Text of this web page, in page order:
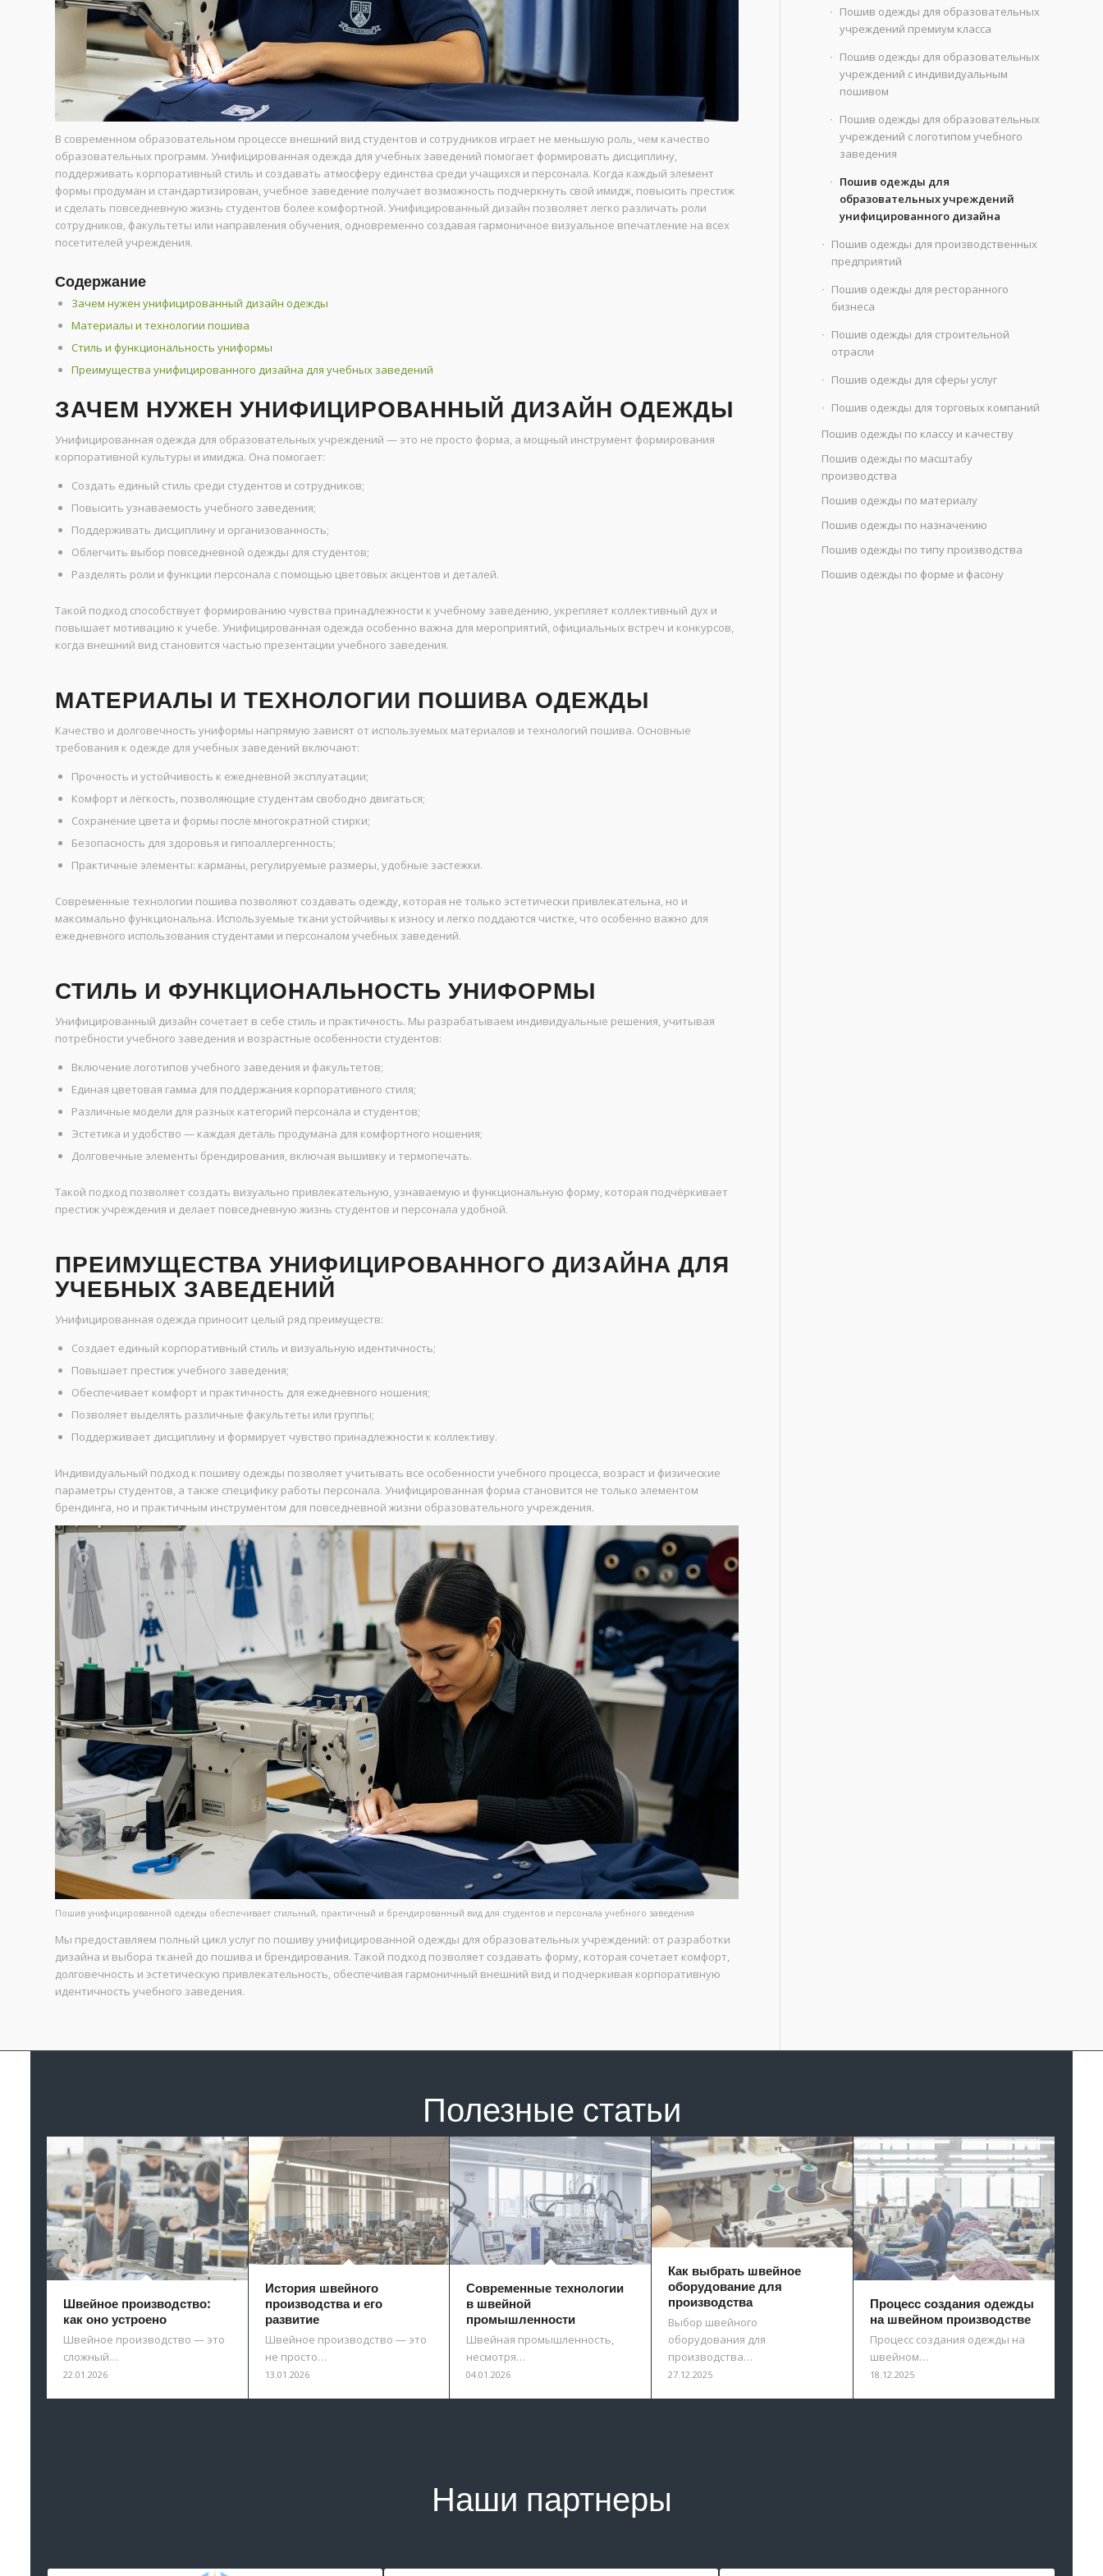
В современном образовательном процессе внешний вид студентов и сотрудников играет не меньшую роль, чем качество
образовательных программ. Унифицированная одежда для учебных заведений помогает формировать дисциплину,
поддерживать корпоративный стиль и создавать атмосферу единства среди учащихся и персонала. Когда каждый элемент
формы продуман и стандартизирован, учебное заведение получает возможность подчеркнуть свой имидж, повысить престиж
и сделать повседневную жизнь студентов более комфортной. Унифицированный дизайн позволяет легко различать роли
сотрудников, факультеты или направления обучения, одновременно создавая гармоничное визуальное впечатление на всех
посетителей учреждения.
Содержание
Зачем нужен унифицированный дизайн одежды
Материалы и технологии пошива
Стиль и функциональность униформы
Преимущества унифицированного дизайна для учебных заведений
ЗАЧЕМ НУЖЕН УНИФИЦИРОВАННЫЙ ДИЗАЙН ОДЕЖДЫ
Унифицированная одежда для образовательных учреждений — это не просто форма, а мощный инструмент формирования
корпоративной культуры и имиджа. Она помогает:
Создать единый стиль среди студентов и сотрудников;
Повысить узнаваемость учебного заведения;
Поддерживать дисциплину и организованность;
Облегчить выбор повседневной одежды для студентов;
Разделять роли и функции персонала с помощью цветовых акцентов и деталей.
Такой подход способствует формированию чувства принадлежности к учебному заведению, укрепляет коллективный дух и
повышает мотивацию к учебе. Унифицированная одежда особенно важна для мероприятий, официальных встреч и конкурсов,
когда внешний вид становится частью презентации учебного заведения.
МАТЕРИАЛЫ И ТЕХНОЛОГИИ ПОШИВА ОДЕЖДЫ
Качество и долговечность униформы напрямую зависят от используемых материалов и технологий пошива. Основные
требования к одежде для учебных заведений включают:
Прочность и устойчивость к ежедневной эксплуатации;
Комфорт и лёгкость, позволяющие студентам свободно двигаться;
Сохранение цвета и формы после многократной стирки;
Безопасность для здоровья и гипоаллергенность;
Практичные элементы: карманы, регулируемые размеры, удобные застежки.
Современные технологии пошива позволяют создавать одежду, которая не только эстетически привлекательна, но и
максимально функциональна. Используемые ткани устойчивы к износу и легко поддаются чистке, что особенно важно для
ежедневного использования студентами и персоналом учебных заведений.
СТИЛЬ И ФУНКЦИОНАЛЬНОСТЬ УНИФОРМЫ
Унифицированный дизайн сочетает в себе стиль и практичность. Мы разрабатываем индивидуальные решения, учитывая
потребности учебного заведения и возрастные особенности студентов:
Включение логотипов учебного заведения и факультетов;
Единая цветовая гамма для поддержания корпоративного стиля;
Различные модели для разных категорий персонала и студентов;
Эстетика и удобство — каждая деталь продумана для комфортного ношения;
Долговечные элементы брендирования, включая вышивку и термопечать.
Такой подход позволяет создать визуально привлекательную, узнаваемую и функциональную форму, которая подчёркивает
престиж учреждения и делает повседневную жизнь студентов и персонала удобной.
ПРЕИМУЩЕСТВА УНИФИЦИРОВАННОГО ДИЗАЙНА ДЛЯ
УЧЕБНЫХ ЗАВЕДЕНИЙ
Унифицированная одежда приносит целый ряд преимуществ:
Создает единый корпоративный стиль и визуальную идентичность;
Повышает престиж учебного заведения;
Обеспечивает комфорт и практичность для ежедневного ношения;
Позволяет выделять различные факультеты или группы;
Поддерживает дисциплину и формирует чувство принадлежности к коллективу.
Индивидуальный подход к пошиву одежды позволяет учитывать все особенности учебного процесса, возраст и физические
параметры студентов, а также специфику работы персонала. Унифицированная форма становится не только элементом
брендинга, но и практичным инструментом для повседневной жизни образовательного учреждения.
Пошив унифицированной одежды обеспечивает стильный, практичный и брендированный вид для студентов и персонала учебного заведения
Мы предоставляем полный цикл услуг по пошиву унифицированной одежды для образовательных учреждений: от разработки
дизайна и выбора тканей до пошива и брендирования. Такой подход позволяет создавать форму, которая сочетает комфорт,
долговечность и эстетическую привлекательность, обеспечивая гармоничный внешний вид и подчеркивая корпоративную
идентичность учебного заведения.
Пошив одежды для образовательных
учреждений премиум класса
Пошив одежды для образовательных
учреждений с индивидуальным
пошивом
Пошив одежды для образовательных
учреждений с логотипом учебного
заведения
Пошив одежды для
образовательных учреждений
унифицированного дизайна
Пошив одежды для производственных
предприятий
Пошив одежды для ресторанного
бизнеса
Пошив одежды для строительной
отрасли
Пошив одежды для сферы услуг
Пошив одежды для торговых компаний
Пошив одежды по классу и качеству
Пошив одежды по масштабу
производства
Пошив одежды по материалу
Пошив одежды по назначению
Пошив одежды по типу производства
Пошив одежды по форме и фасону
Полезные статьи
Швейное производство:
как оно устроено
Швейное производство — это
сложный…
22.01.2026
История швейного
производства и его
развитие
Швейное производство — это
не просто…
13.01.2026
Современные технологии
в швейной
промышленности
Швейная промышленность,
несмотря…
04.01.2026
Как выбрать швейное
оборудование для
производства
Выбор швейного
оборудования для
производства…
27.12.2025
Процесс создания одежды
на швейном производстве
Процесс создания одежды на
швейном…
18.12.2025
Наши партнеры